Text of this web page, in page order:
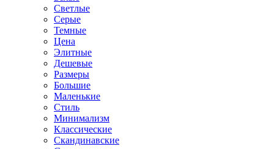
Светлые
Серые
Темные
Цена
Элитные
Дешевые
Размеры
Большие
Маленькие
Стиль
Минимализм
Классические
Скандинавские